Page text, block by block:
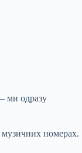
ми одразу
музичних номерах.